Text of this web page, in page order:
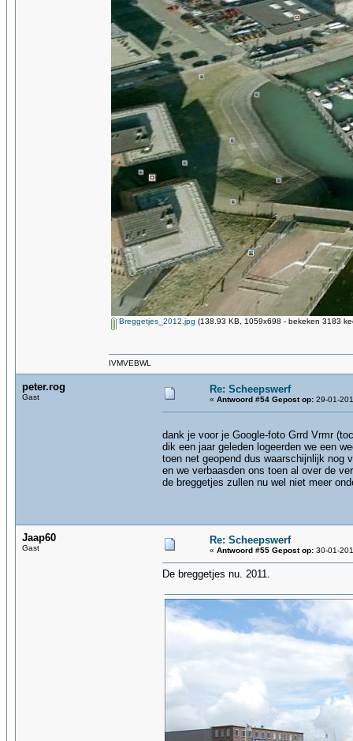
Breggetjes_2012.jpg (138.93 KB, 1059x698 - bekeken 3183
IVMVEBWL
peter.rog
Gast
Re: Scheepswerf
« Antwoord #54 Gepost op: 29-01-
dank je voor je Google-foto Grrd Vrmr
dik een jaar geleden logeerden we een
toen net geopend dus waarschijnlijk nog
en we verbaasden ons toen al over de
de breggetjes zullen nu wel niet meer
Jaap60
Gast
Re: Scheepswerf
« Antwoord #55 Gepost op: 30-01-
De breggetjes nu. 2011.